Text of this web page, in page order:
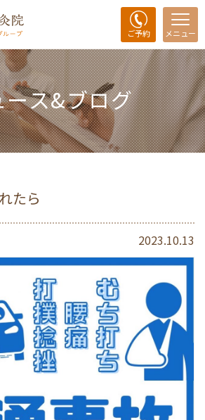
ご予約 メニュー
ース&ブログ
たら
2023.10.13